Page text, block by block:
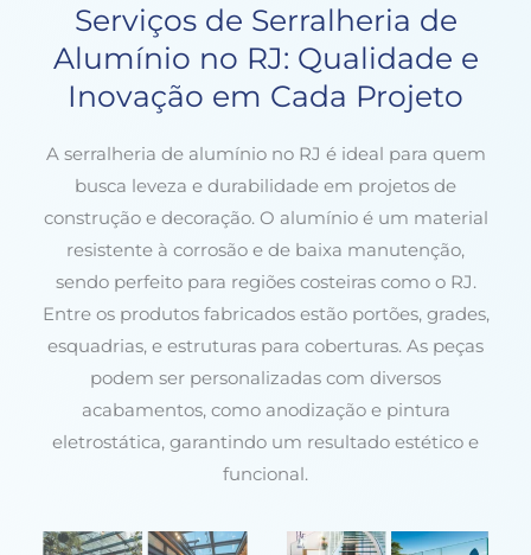
Serviços de Serralheria de
Alumínio no RJ: Qualidade e
Inovação em Cada Projeto
A serralheria de alumínio no RJ é ideal para quem
busca leveza e durabilidade em projetos de
construção e decoração. O alumínio é um material
resistente à corrosão e de baixa manutenção,
sendo perfeito para regiões costeiras como o RJ.
Entre os produtos fabricados estão portões, grades,
esquadrias, e estruturas para coberturas. As peças
podem ser personalizadas com diversos
acabamentos, como anodização e pintura
eletrostática, garantindo um resultado estético e
funcional.